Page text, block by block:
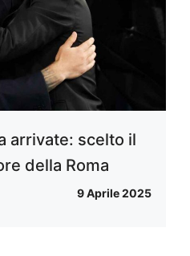
arrivate: scelto il
della Roma
9 Aprile 2025